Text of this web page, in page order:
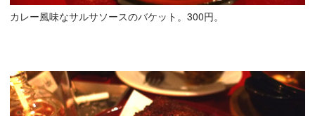
カレー風味なサルサソースのバケット。300円。